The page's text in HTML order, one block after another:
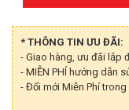
* THÔNG TIN ƯU ĐÃI:
- Giao hàng, ưu đãi lắp
- MIỄN PHÍ hướng dẫn
- Đổi mới Miễn Phí trong